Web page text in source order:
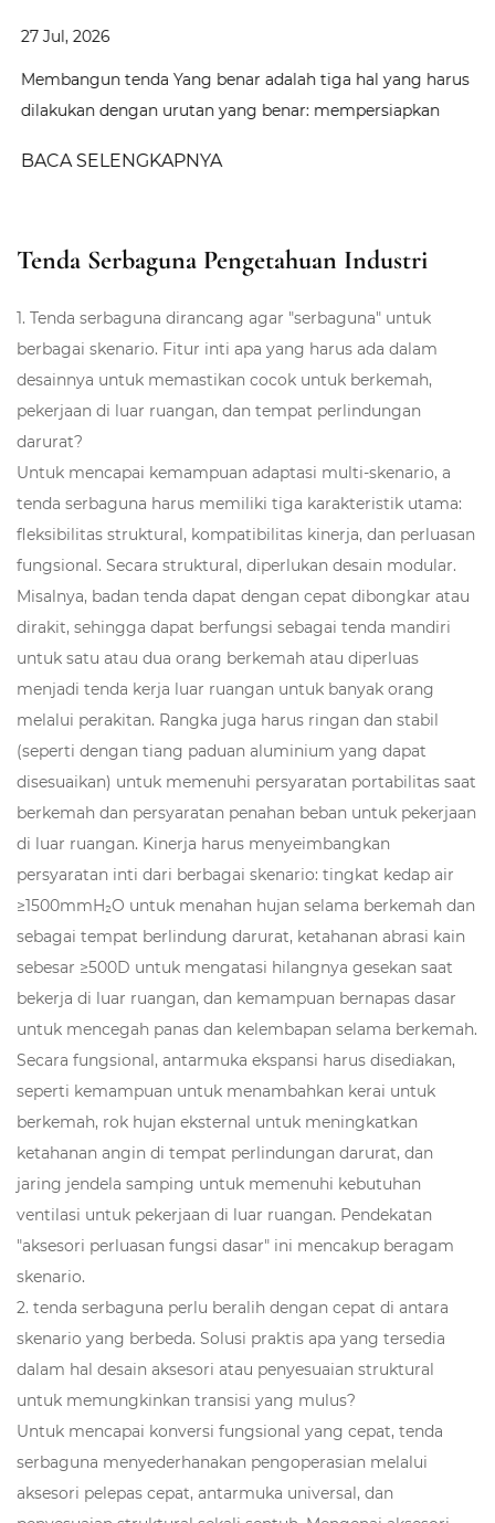
27 Jul, 2026
Membangun tenda Yang benar adalah tiga hal yang harus
dilakukan dengan urutan yang benar: mempersiapkan
tiang sepenuhnya sebelum penutup dipasang, dan
BACA SELENGKAPNYA
Tenda Serbaguna Pengetahuan Industri
1. Tenda serbaguna dirancang agar "serbaguna" untuk
berbagai skenario. Fitur inti apa yang harus ada dalam
desainnya untuk memastikan cocok untuk berkemah,
pekerjaan di luar ruangan, dan tempat perlindungan
darurat?
Untuk mencapai kemampuan adaptasi multi-skenario, a
tenda serbaguna harus memiliki tiga karakteristik utama:
fleksibilitas struktural, kompatibilitas kinerja, dan perluasan
fungsional. Secara struktural, diperlukan desain modular.
Misalnya, badan tenda dapat dengan cepat dibongkar atau
dirakit, sehingga dapat berfungsi sebagai tenda mandiri
untuk satu atau dua orang berkemah atau diperluas
menjadi tenda kerja luar ruangan untuk banyak orang
melalui perakitan. Rangka juga harus ringan dan stabil
(seperti dengan tiang paduan aluminium yang dapat
disesuaikan) untuk memenuhi persyaratan portabilitas saat
berkemah dan persyaratan penahan beban untuk pekerjaan
di luar ruangan. Kinerja harus menyeimbangkan
persyaratan inti dari berbagai skenario: tingkat kedap air
≥1500mmH₂O untuk menahan hujan selama berkemah dan
sebagai tempat berlindung darurat, ketahanan abrasi kain
sebesar ≥500D untuk mengatasi hilangnya gesekan saat
bekerja di luar ruangan, dan kemampuan bernapas dasar
untuk mencegah panas dan kelembapan selama berkemah.
Secara fungsional, antarmuka ekspansi harus disediakan,
seperti kemampuan untuk menambahkan kerai untuk
berkemah, rok hujan eksternal untuk meningkatkan
ketahanan angin di tempat perlindungan darurat, dan
jaring jendela samping untuk memenuhi kebutuhan
ventilasi untuk pekerjaan di luar ruangan. Pendekatan
"aksesori perluasan fungsi dasar" ini mencakup beragam
skenario.
2. tenda serbaguna perlu beralih dengan cepat di antara
skenario yang berbeda. Solusi praktis apa yang tersedia
dalam hal desain aksesori atau penyesuaian struktural
untuk memungkinkan transisi yang mulus?
Untuk mencapai konversi fungsional yang cepat, tenda
serbaguna menyederhanakan pengoperasian melalui
aksesori pelepas cepat, antarmuka universal, dan